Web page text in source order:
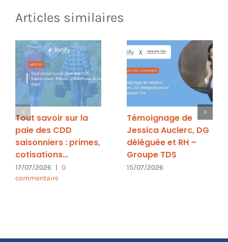
Articles similaires
Tout savoir sur la
paie des CDD
saisonniers : primes,
cotisations…
17/07/2026 | 0
commentaire
Témoignage de
Jessica Auclerc, DG
déléguée et RH –
Groupe TDS
15/07/2026